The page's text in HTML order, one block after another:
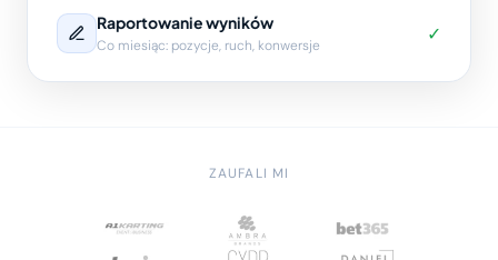
Raportowanie wyników
Co miesiąc: pozycje, ruch, konwersje
✓
ZAUFALI MI